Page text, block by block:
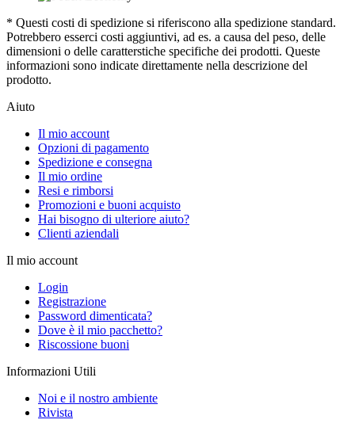
* Questi costi di spedizione si riferiscono alla spedizione standard.
Potrebbero esserci costi aggiuntivi, ad es. a causa del peso, delle
dimensioni o delle caratterstiche specifiche dei prodotti. Queste
informazioni sono indicate direttamente nella descrizione del
prodotto.
Aiuto
Il mio account
Opzioni di pagamento
Spedizione e consegna
Il mio ordine
Resi e rimborsi
Promozioni e buoni acquisto
Hai bisogno di ulteriore aiuto?
Clienti aziendali
Il mio account
Login
Registrazione
Password dimenticata?
Dove è il mio pacchetto?
Riscossione buoni
Informazioni Utili
Noi e il nostro ambiente
Rivista